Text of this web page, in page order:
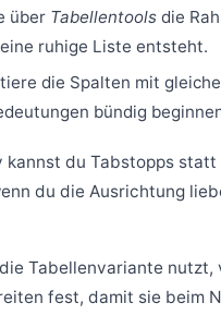
über Tabellentools die
ruhige Liste entsteht.
die Spalten mit
bündig
kannst du Tabstopps statt
du die Ausrichtung
Tabellenvariante nutzt,
fest, damit sie beim